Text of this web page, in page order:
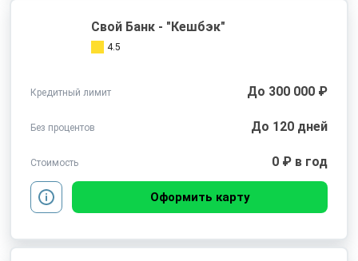
Свой Банк - "Кешбэк"
4.5
Кредитный лимит До 300 000 ₽
Без процентов До 120 дней
Стоимость 0 ₽ в год
Оформить карту